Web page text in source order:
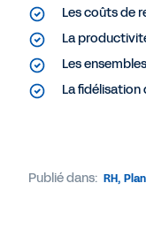
Les coûts de
La
Les
La
Publié dans: RH,